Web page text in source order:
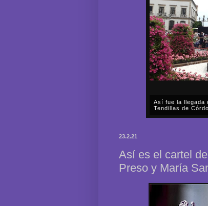
Así fue la llegada
Tendillas de
23.2.21
Así es el cartel
Preso y María